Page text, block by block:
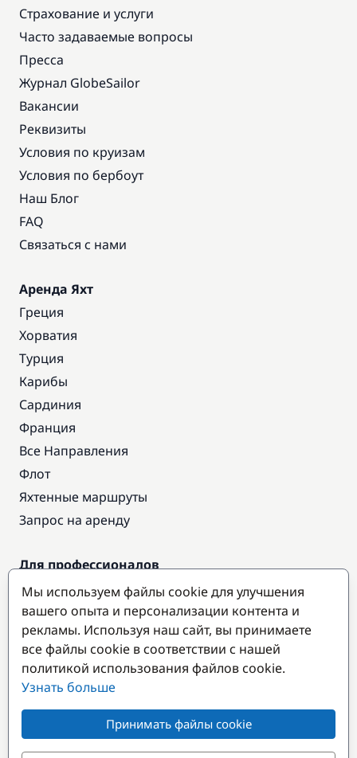
Страхование и услуги
Часто задаваемые вопросы
Пресса
Журнал GlobeSailor
Вакансии
Реквизиты
Условия по круизам
Условия по бербоут
Наш Блог
FAQ
Связаться с нами
Аренда Яхт
Греция
Хорватия
Турция
Карибы
Сардиния
Франция
Все Направления
Флот
Яхтенные маршруты
Запрос на аренду
Для профессионалов
Доступ про
Стать партнером
Популярные направления
Мы используем файлы cookie для улучшения
вашего опыта и персонализации контента и
рекламы. Используя наш сайт, вы принимаете
все файлы cookie в соответствии с нашей
политикой использования файлов cookie.
Узнать больше
Принимать файлы cookie